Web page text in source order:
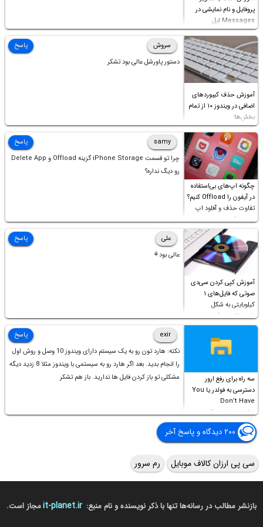
پرچمداران حیاتی است و چگونه می‌توانید با یک انتخاب هوشمندانه، عمر باتری
گوشی گرانقیمت خود را افزایش دهید.
پروفایل و نام نمایشی در
Messages اپل
آموزش حذف کیبوردهای
اضافی در ویندوز ۱۰ از تمام
بخش‌ها
سروش
دستور پاورشل عالی بود تشکر
پاسخ
چگونه اپ‌های بی‌استفاده
در آیفون را Offload کنیم؟
تفاوت حذف و آفلود اپ
چیست؟
samy
چرا تو قسمت iPhone Storage گزینه Offload و Delete App
رو دیگ نداره؟
پاسخ
آموزش کپی کردن سی‌دی
صوتی که فایل‌های ۱
کیلوبایتی به شکل
شورت‌کات در آن موجود
است!
علی
عالی بود⚘
پاسخ
سه راه برای رفع ارور
دسترسی به فولدر یا You
Don’t Have
Permission to
Access this folder
exir
نکته: هارد تون رو به یک سیستم دارای ویندوز 10 وصل و روش اول
را انجام بدید. بعد اگر هارد رو به سیستمی با ویندوز مثلا 8 زدید دیگه
مشکلی تو باز کردن فایل ها ندارید. باز هم تشکر
پاسخ
۲۰۰ دیدگاه و پاسخ آخر
سی پی ارزان کالاف موبایل رم سرور
بازنشر مطالب در رسانه‌ها تنها با ذکر نویسنده و نام منبع: it-planet.irمجاز است.